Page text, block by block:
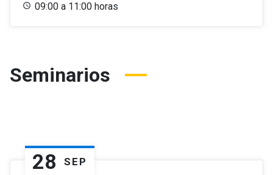
09:00 a 11:00 horas
Seminarios
28 SEP